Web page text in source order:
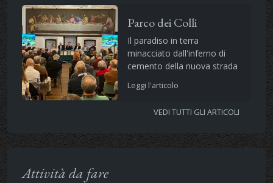
Parco dei Colli
Il paradiso in terra
minacciato dall'inferno di
cemento della nuova strada
Leggi l'articolo
VEDI TUTTI GLI ARTICOLI
Attività da fare